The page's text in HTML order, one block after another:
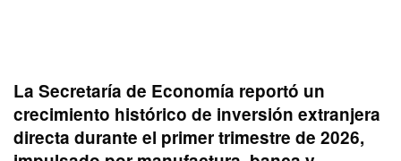
La Secretaría de Economía reportó un
crecimiento histórico de inversión extranjera
directa durante el primer trimestre de 2026,